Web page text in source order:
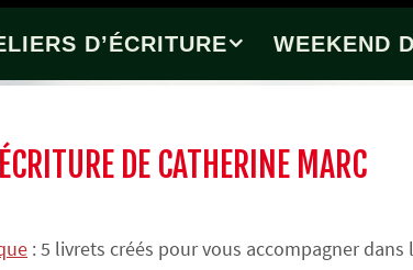
D’ÉCRITURE WEEKEND
DE CATHERINE MARC
: 5 livrets créés pour vous accompagner dans